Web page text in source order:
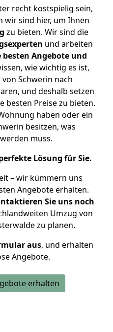
recht kostspielig sein,
wir sind hier, um Ihnen
zu bieten. Wir sind die
und arbeiten
besten Angebote und
wie wichtig es ist,
Schwerin nach
und deshalb setzen
besten Preise zu bieten.
haben oder ein
besitzen, was
muss.
Lösung für Sie.
– wir kümmern uns
Angebote erhalten.
Sie uns noch
Umzug von
zu planen.
aus, und erhalten
Angebote.
erhalten